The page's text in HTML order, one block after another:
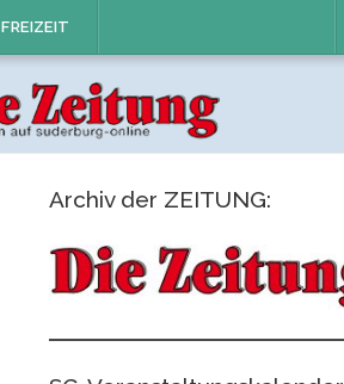
FREIZEIT
Archiv der ZEITUNG: